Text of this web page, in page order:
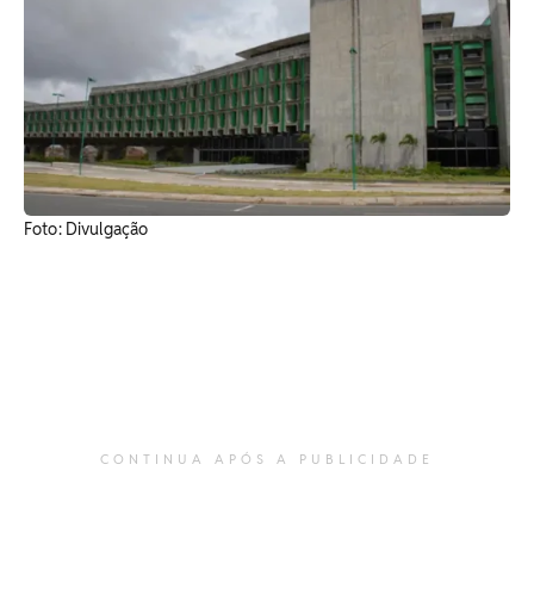
Foto: Divulgação
CONTINUA APÓS A PUBLICIDADE